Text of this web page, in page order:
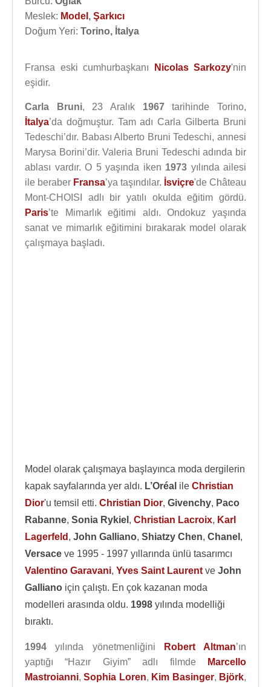
Meslek: Model , Şarkıcı
Doğum Yeri: Torino, İtalya
Fransa eski cumhurbaşkanı Nicolas Sarkozy'nin
eşidir.
Carla Bruni, 23 Aralık 1967tarihinde Torino,
İtalya’da doğmuştur. Tam adı Carla Gilberta Bruni
Tedeschi’dır. Babası Alberto Bruni Tedeschi, annesi
Marysa Borini’dir. Valeria Bruni Tedeschi adında bir
ablası vardır. O 5 yaşında iken 1973 yılında ailesi
ile beraber Fransa’ya taşındılar. İsviçre'de Château
Mont-CHOISI adlı bir yatılı okulda eğitim gördü.
Paris’te Mimarlık eğitimi aldı. Ondokuz yaşında
sanat ve mimarlık eğitimini bırakarak model olarak
çalışmaya başladı.
Model olarak çalışmaya başlayınca moda dergilerin
kapak sayfalarında yer aldı. L’Oréal ile Christian
Dior'u temsil etti. Christian Dior, Givenchy, Paco
Rabanne, Sonia Rykiel , Christian Lacroix, Karl
Lagerfeld , John Galliano, Shiatzy Chen, Chanel ,
Versace ve 1995 - 1997 yıllarında ünlü tasarımcı
Valentino Garavani, Yves Saint Laurent ve John
Galliano için çalıştı. En çok kazanan moda
modelleri arasında oldu. 1998 yılında modelliği
bıraktı.
1994 yılında yönetmenliğini Robert Altman’ın
yaptığı “Hazır Giyim” adlı filmde
Marcello
Mastroianni,Sophia Loren, Kim Basinger, Björk,